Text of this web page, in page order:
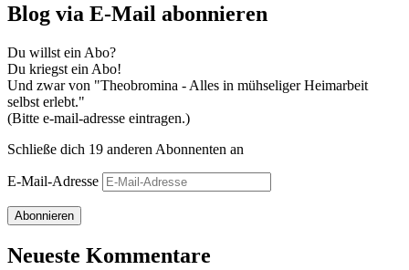
Blog via E-Mail abonnieren
Du willst ein Abo?
Du kriegst ein Abo!
Und zwar von "Theobromina - Alles in mühseliger Heimarbeit
selbst erlebt."
(Bitte e-mail-adresse eintragen.)
Schließe dich 19 anderen Abonnenten an
E-Mail-Adresse
Abonnieren
Neueste Kommentare